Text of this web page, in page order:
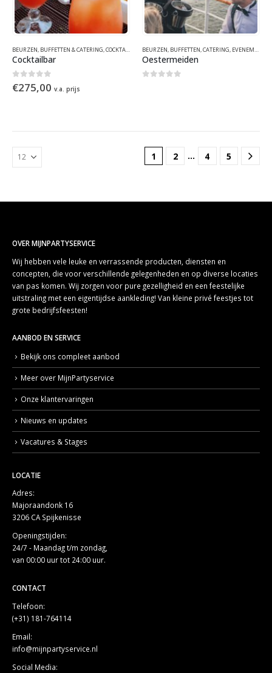
BEURZEN, BUFFETTEN & CATERING,COCKTAILS EETKRAMEN, EVENEMENTEN,FUNFOOD,IBIZA,
Cocktailbar
0out of 5
€275,00 v.a. prijs
BEURZEN, BUFFETTEN,CATERING, EVENEMENTEN
Oestermeiden
1 2 … 4 5
OVER MIJNPARTYSERVICE
Wij hebben vele leuke en verrassende producten, diensten en
concepten, die voor verschillende gelegenheden en op diverse locaties
van pas komen. Wij zorgen voor pure gezelligheid en een feestelijke
uitstraling met een eigentijdse aankleding! Van kleine privé feestjes tot
grote bedrijfsfeesten!
AANBOD EN SERVICE
Bekijk ons compleet aanbod
Meer over MijnPartyservice
Onze klantervaringen
Nieuws en updates
Vacatures & Stages
LOCATIE
Adres:
Majoraandonk 16
3206 CA Spijkenisse
Openingstijden:
24/7 - Maandag t/m zondag,
van 00:00 uur tot 24:00 uur.
CONTACT
Telefoon:
(+31) 181-764114
Email:
info@mijnpartyservice.nl
Social Media: